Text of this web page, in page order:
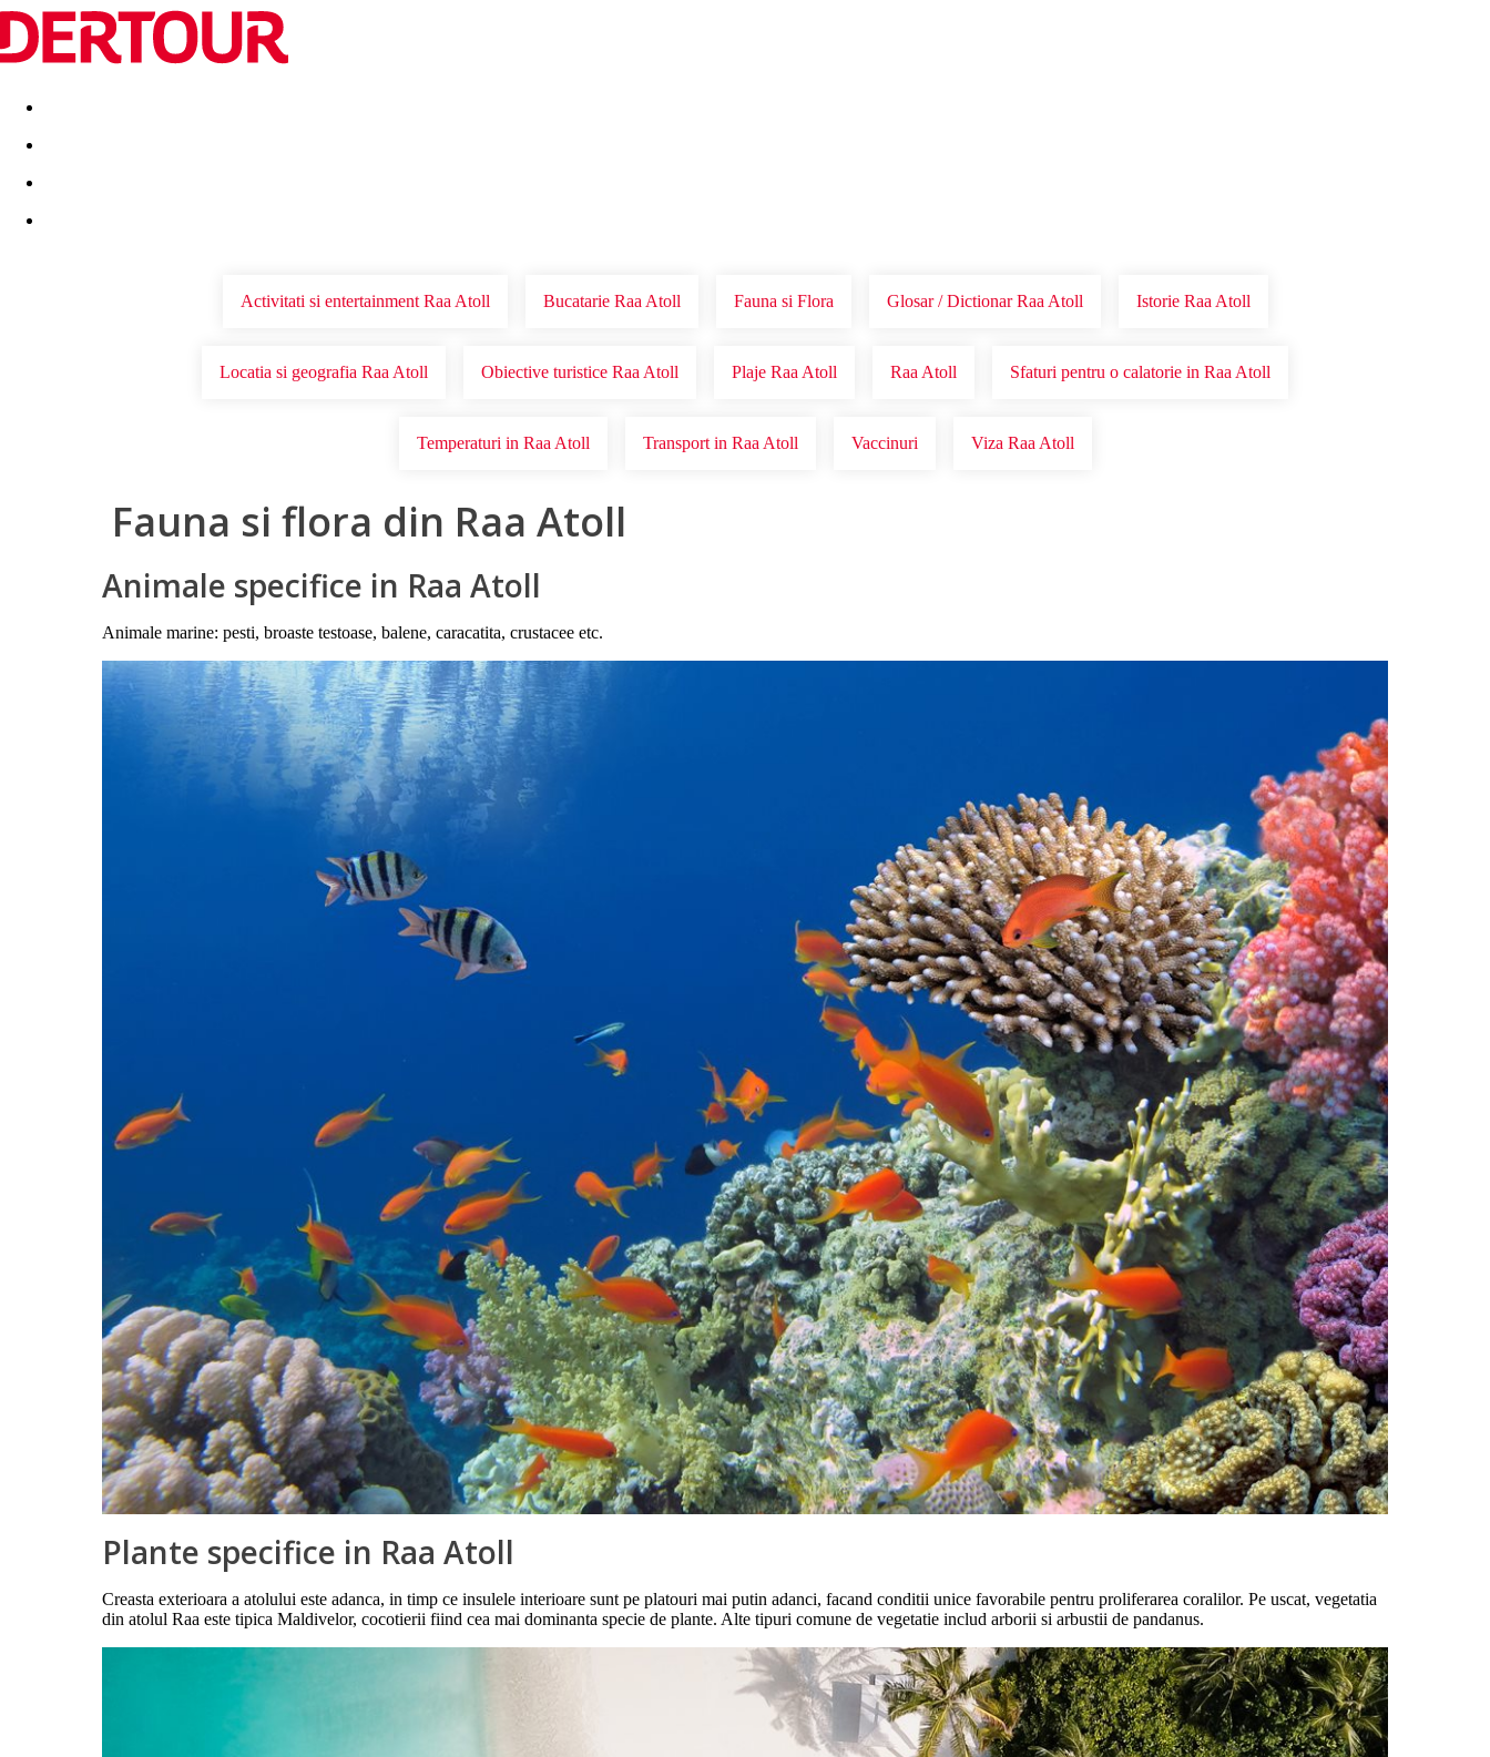
Destinatii Vacanta perfecta OFERTE DE NERATAT
Activitati si entertainment Raa Atoll Bucatarie Raa Atoll Fauna si Flora Glosar / Dictionar Raa Atoll Istorie Raa Atoll
Locatia si geografia Raa Atoll Obiective turistice Raa Atoll Plaje Raa Atoll Raa Atoll Sfaturi pentru o calatorie in Raa Atoll
Temperaturi in Raa Atoll Transport in Raa Atoll Vaccinuri Viza Raa Atoll
Fauna si flora din Raa Atoll
Animale specifice in Raa Atoll
Animale marine: pesti, broaste testoase, balene, caracatita, crustacee etc.
Plante specifice in Raa Atoll
Creasta exterioara a atolului este adanca, in timp ce insulele interioare sunt pe platouri mai putin adanci, facand conditii unice favorabile pentru proliferarea coralilor. Pe uscat, vegetatia
din atolul Raa este tipica Maldivelor, cocotierii fiind cea mai dominanta specie de plante. Alte tipuri comune de vegetatie includ arborii si arbustii de pandanus.